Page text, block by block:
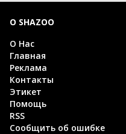
О SHAZOO
О Нас
Главная
Реклама
Контакты
Этикет
Помощь
RSS
Сообщить об ошибке